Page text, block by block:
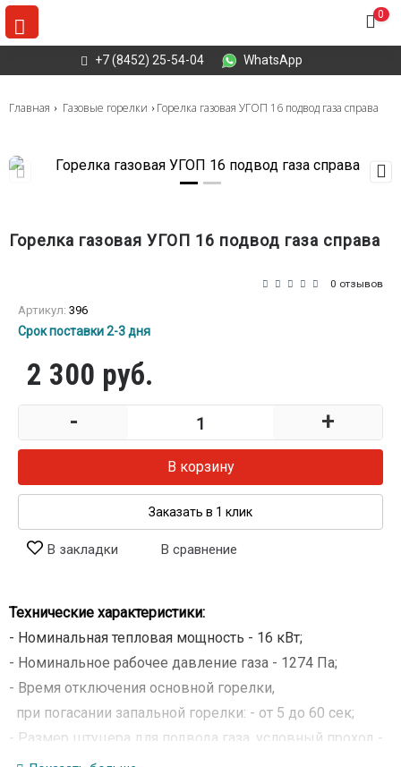
+7 (8452) 25-54-04 WhatsApp
0
Главная Газовые горелки Горелка газовая УГОП 16 подвод газа справа
Горелка газовая УГОП 16 подвод газа справа
0 отзывов
Артикул: 396
Срок поставки 2-3 дня
2 300 руб.
- +
В корзину
Заказать в 1 клик
В закладки В сравнение
Технические характеристики:
- Номинальная тепловая мощность - 16 кВт;
- Номинальное рабочее давление газа - 1274 Па;
- Время отключения основной горелки,
при погасании запальной горелки: - от 5 до 60 сек;
- Размер штуцера для подвода газа, условный проход -